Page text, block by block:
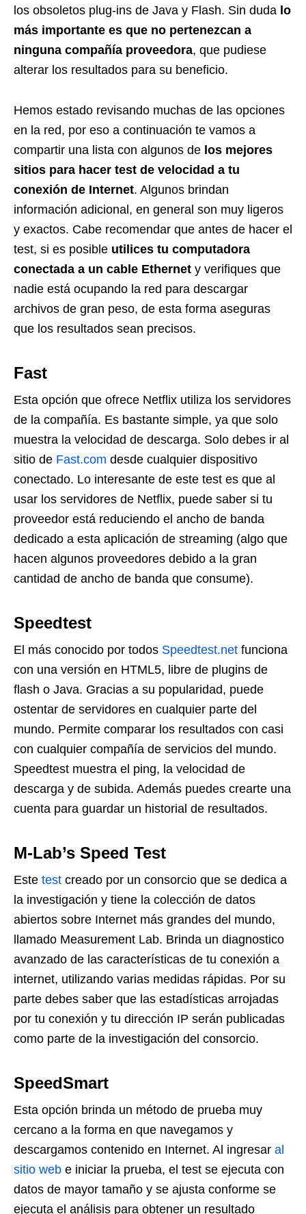
los obsoletos plug-ins de Java y Flash. Sin duda lo
más importante es que no pertenezcan a
ninguna compañía proveedora, que pudiese
alterar los resultados para su beneficio.
Hemos estado revisando muchas de las opciones
en la red, por eso a continuación te vamos a
compartir una lista con algunos de los mejores
sitios para hacer test de velocidad a tu
conexión de Internet. Algunos brindan
información adicional, en general son muy ligeros
y exactos. Cabe recomendar que antes de hacer el
test, si es posible utilices tu computadora
conectada a un cable Ethernet y verifiques que
nadie está ocupando la red para descargar
archivos de gran peso, de esta forma aseguras
que los resultados sean precisos.
Fast
Esta opción que ofrece Netflix utiliza los servidores
de la compañía. Es bastante simple, ya que solo
muestra la velocidad de descarga. Solo debes ir al
sitio de Fast.com desde cualquier dispositivo
conectado. Lo interesante de este test es que al
usar los servidores de Netflix, puede saber si tu
proveedor está reduciendo el ancho de banda
dedicado a esta aplicación de streaming (algo que
hacen algunos proveedores debido a la gran
cantidad de ancho de banda que consume).
Speedtest
El más conocido por todos Speedtest.net funciona
con una versión en HTML5, libre de plugins de
flash o Java. Gracias a su popularidad, puede
ostentar de servidores en cualquier parte del
mundo. Permite comparar los resultados con casi
con cualquier compañía de servicios del mundo.
Speedtest muestra el ping, la velocidad de
descarga y de subida. Además puedes crearte una
cuenta para guardar un historial de resultados.
M-Lab’s Speed Test
Este test creado por un consorcio que se dedica a
la investigación y tiene la colección de datos
abiertos sobre Internet más grandes del mundo,
llamado Measurement Lab. Brinda un diagnostico
avanzado de las características de tu conexión a
internet, utilizando varias medidas rápidas. Por su
parte debes saber que las estadísticas arrojadas
por tu conexión y tu dirección IP serán publicadas
como parte de la investigación del consorcio.
SpeedSmart
Esta opción brinda un método de prueba muy
cercano a la forma en que navegamos y
descargamos contenido en Internet. Al ingresar al
sitio web e iniciar la prueba, el test se ejecuta con
datos de mayor tamaño y se ajusta conforme se
ejecuta el análisis para obtener un resultado